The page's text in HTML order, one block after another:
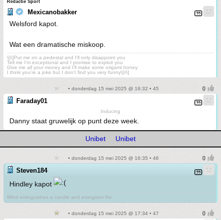
Redactie Sport
Mexicanobakker
Welsford kapot.
Wat een dramatische miskoop.
\[i\]Put me on a pedestal and I'll only disappoint you
Tell me I'm exceptional and I promise to exploit you
Give me all your money and I'll make some origami honey
I think you're a joke but I don't find you very funny\[/i\]
• donderdag 15 mei 2025 @ 16:32 • 45
Faraday01
Inducing
Danny staat gruwelijk op punt deze week.
Unibet Unibet
• donderdag 15 mei 2025 @ 16:35 • 46
Steven184
Hindley kapot
Wind extinguishes a candle and energizes fire
• donderdag 15 mei 2025 @ 17:34 • 47